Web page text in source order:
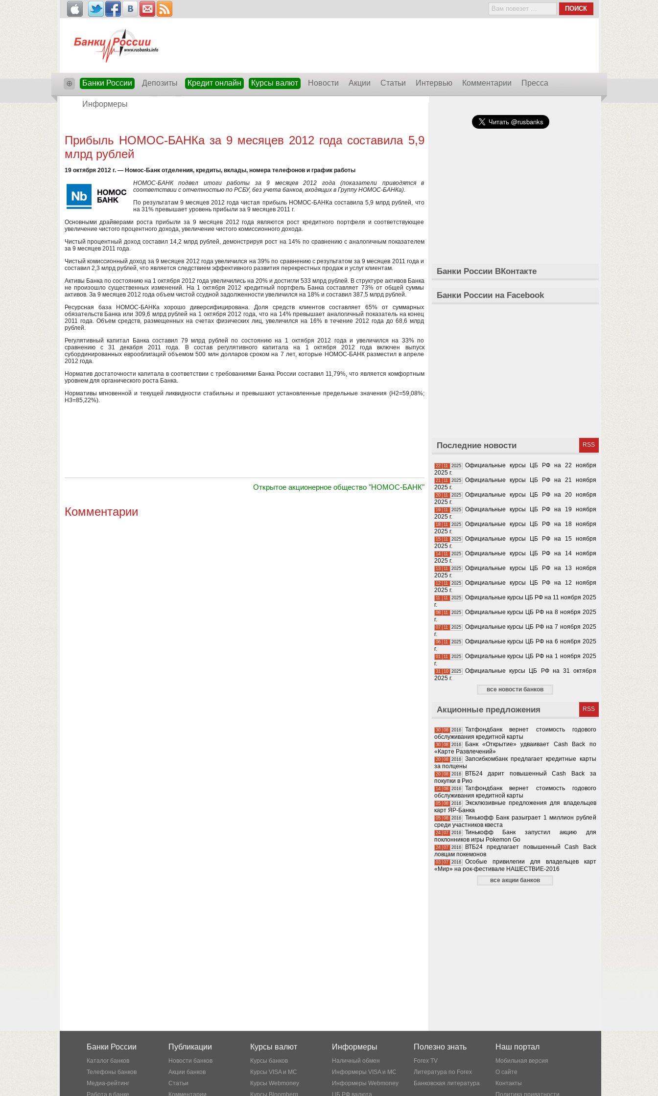
⊕ Банки России Депозиты Кредит онлайн Курсы валют Новости Акции Статьи Интервью Комментарии Пресса
Информеры
Прибыль НОМОС-БАНКа за 9 месяцев 2012 года составила 5,9
млрд рублей
19 октября 2012 г. — Номос-Банк отделения, кредиты, вклады, номера телефонов и график работы
НОМОС-БАНК подвел итоги работы за 9 месяцев 2012 года (показатели приводятся в
соответствии с отчетностью по РСБУ, без учета банков, входящих в Группу НОМОС-БАНКа).
По результатам 9 месяцев 2012 года чистая прибыль НОМОС-БАНКа составила 5,9 млрд рублей, что
на 31% превышает уровень прибыли за 9 месяцев 2011 г.
Основными драйверами роста прибыли за 9 месяцев 2012 года являются рост кредитного портфеля и соответствующее
увеличение чистого процентного дохода, увеличение чистого комиссионного дохода.
Чистый процентный доход составил 14,2 млрд рублей, демонстрируя рост на 14% по сравнению с аналогичным показателем
за 9 месяцев 2011 года.
Чистый комиссионный доход за 9 месяцев 2012 года увеличился на 39% по сравнению с результатом за 9 месяцев 2011 года и
составил 2,3 млрд рублей, что является следствием эффективного развития перекрестных продаж и услуг клиентам.
Активы Банка по состоянию на 1 октября 2012 года увеличились на 20% и достигли 533 млрд рублей. В структуре активов Банка
не произошло существенных изменений. На 1 октября 2012 кредитный портфель Банка составляет 73% от общей суммы
активов. За 9 месяцев 2012 года объем чистой ссудной задолженности увеличился на 18% и составил 387,5 млрд рублей.
Ресурсная база НОМОС-БАНКа хорошо диверсифицирована. Доля средств клиентов составляет 65% от суммарных
обязательств Банка или 309,6 млрд рублей на 1 октября 2012 года, что на 14% превышает аналогичный показатель на конец
2011 года. Объем средств, размещенных на счетах физических лиц, увеличился на 16% в течение 2012 года до 68,6 млрд
рублей.
Регулятивный капитал Банка составил 79 млрд рублей по состоянию на 1 октября 2012 года и увеличился на 33% по
сравнению с 31 декабря 2011 года. В состав регулятивного капитала на 1 октября 2012 года включен выпуск
субординированных еврооблигаций объемом 500 млн долларов сроком на 7 лет, которые НОМОС-БАНК разместил в апреле
2012 года.
Норматив достаточности капитала в соответствии с требованиями Банка России составил 11,79%, что является комфортным
уровнем для органического роста Банка.
Нормативы мгновенной и текущей ликвидности стабильны и превышают установленные предельные значения (Н2=59,08%;
Н3=85,22%).
Открытое акционерное общество "НОМОС-БАНК"
Комментарии
Банки России ВКонтакте
Банки России на Facebook
Последние новости RSS
22 11 2025
Официальные курсы ЦБ РФ на 22 ноября
2025 г.
21 11 2025
Официальные курсы ЦБ РФ на 21 ноября
2025 г.
20 11 2025
Официальные курсы ЦБ РФ на 20 ноября
2025 г.
19 11 2025
Официальные курсы ЦБ РФ на 19 ноября
2025 г.
18 11 2025
Официальные курсы ЦБ РФ на 18 ноября
2025 г.
15 11 2025
Официальные курсы ЦБ РФ на 15 ноября
2025 г.
14 11 2025
Официальные курсы ЦБ РФ на 14 ноября
2025 г.
13 11 2025
Официальные курсы ЦБ РФ на 13 ноября
2025 г.
12 11 2025
Официальные курсы ЦБ РФ на 12 ноября
2025 г.
11 11 2025
Официальные курсы ЦБ РФ на 11 ноября 2025
г.
08 11 2025
Официальные курсы ЦБ РФ на 8 ноября 2025
г.
07 11 2025
Официальные курсы ЦБ РФ на 7 ноября 2025
г.
06 11 2025
Официальные курсы ЦБ РФ на 6 ноября 2025
г.
01 11 2025
Официальные курсы ЦБ РФ на 1 ноября 2025
г.
31 10 2025
Официальные курсы ЦБ РФ на 31 октября
2025 г.
все новости банков
Акционные предложения RSS
30 08 2016
Татфондбанк вернет стоимость годового
обслуживания кредитной карты
30 08 2016
Банк «Открытие» удваивает Cash Back по
«Карте Развлечений»
20 08 2016
Запсибкомбанк предлагает кредитные карты
за полцены
20 08 2016
ВТБ24 дарит повышенный Cash Back за
покупки в Рио
14 08 2016
Татфондбанк вернет стоимость годового
обслуживания кредитной карты
05 08 2016
Эксклюзивные предложения для владельцев
карт ЯР-Банка
05 08 2016
Тинькофф Банк разыграет 1 миллион рублей
среди участников квеста
24 07 2016
Тинькофф Банк запустил акцию для
поклонников игры Pokemon Go
24 07 2016
ВТБ24 предлагает повышенный Cash Back
ловцам покемонов
03 07 2016
Особые привилегии для владельцев карт
«Мир» на рок-фестивале НАШЕСТВИЕ-2016
все акции банков
Банки России
Каталог банков
Телефоны банков
Медиа-рейтинг
Работа в банке
Публикации
Новости банков
Акции банков
Статьи
Комментарии
Курсы валют
Курсы банков
Курсы VISA и MC
Курсы Webmoney
Курсы Bloomberg
Информеры
Наличный обмен
Информеры VISA и MC
Информеры Webmoney
ЦБ РФ валюта
Полезно знать
Forex TV
Литература по Forex
Банковская литература
Наш портал
Мобильная версия
О сайте
Контакты
Политика приватности